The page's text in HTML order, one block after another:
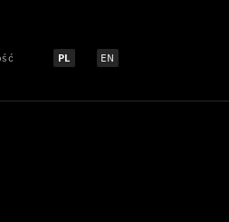
Select language:
PL Select language:
EN